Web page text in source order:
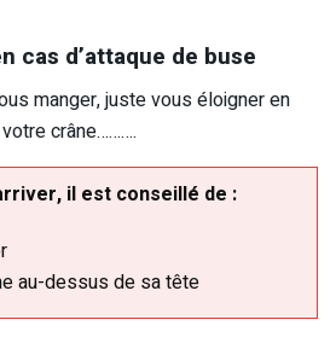
cas d’attaque de buse
manger, juste vous éloigner en
crâne……….
il est conseillé de :
au-dessus de sa tête